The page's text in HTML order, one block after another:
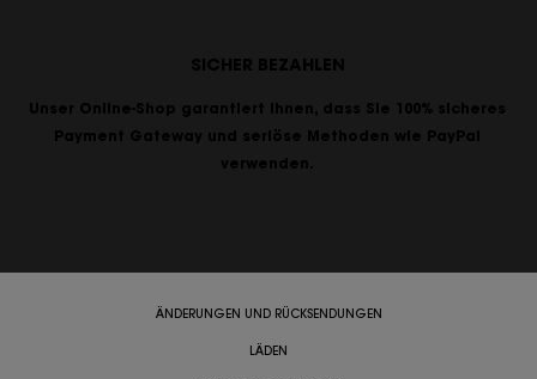
SICHER BEZAHLEN
Unser Online-Shop garantiert Ihnen, dass Sie 100% sicheres
Payment Gateway und seriöse Methoden wie PayPal
verwenden.
ÄNDERUNGEN UND RÜCKSENDUNGEN
LÄDEN